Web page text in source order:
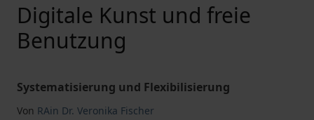
Digitale Kunst und freie
Benutzung
Systematisierung und Flexibilisierung
Von RAin Dr. Veronika Fischer